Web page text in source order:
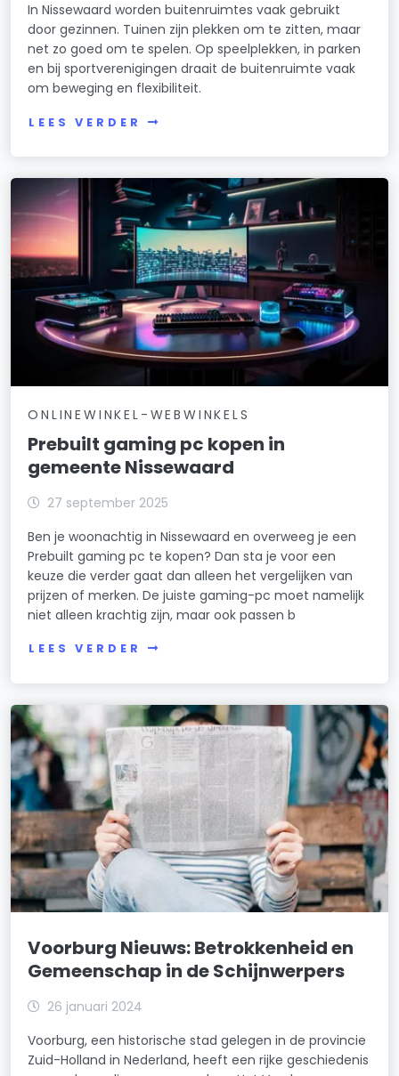
In Nissewaard worden buitenruimtes vaak gebruikt
door gezinnen. Tuinen zijn plekken om te zitten, maar
net zo goed om te spelen. Op speelplekken, in parken
en bij sportverenigingen draait de buitenruimte vaak
om beweging en flexibiliteit.
LEES VERDER
ONLINEWINKEL-WEBWINKELS
Prebuilt gaming pc kopen in
gemeente Nissewaard
27 september 2025
Ben je woonachtig in Nissewaard en overweeg je een
Prebuilt gaming pc te kopen? Dan sta je voor een
keuze die verder gaat dan alleen het vergelijken van
prijzen of merken. De juiste gaming-pc moet namelijk
niet alleen krachtig zijn, maar ook passen b
LEES VERDER
Voorburg Nieuws: Betrokkenheid en
Gemeenschap in de Schijnwerpers
26 januari 2024
Voorburg, een historische stad gelegen in de provincie
Zuid-Holland in Nederland, heeft een rijke geschiedenis